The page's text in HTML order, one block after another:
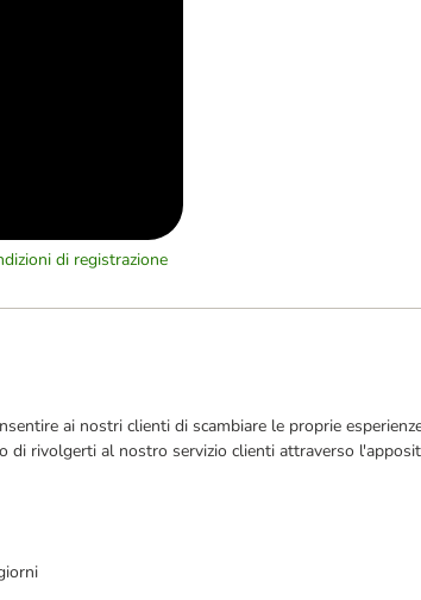
di registrazione
ai nostri clienti di scambiare le proprie
di rivolgerti al nostro servizio clienti attraverso